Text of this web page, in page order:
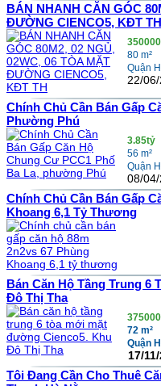
BÁN NHANH CĂN GÓC
ĐƯỜNG CIENCO5, KĐT TH
80 m²
Quận
22/
Chính Chủ Cần Bán Gấp
Phường Phú
3.85tỷ
56 m²
Quận
08/
Chính Chủ Cần Bán Gấp
Khoang 6,1 Tỷ Thương
Bán Căn Hộ Tầng Trung
Đô Thị Tha
72 m²
Quận
17/
Tôi Đang Cần Cho Thuê